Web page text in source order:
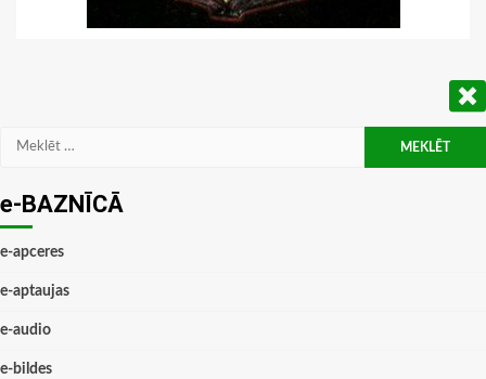
Meklēt:
e-BAZNĪCĀ
e-apceres
e-aptaujas
e-audio
e-bildes